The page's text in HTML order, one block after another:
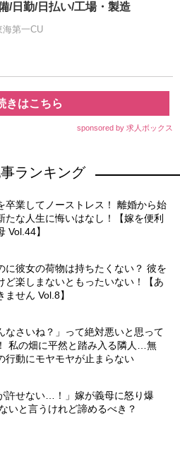
/日勤/日払い/工場・製造
海第一CU
きはこちら
sponsored by 求人ボックス
ランキング
卒業してノーストレス！ 離婚から始
たな人生に悔いはなし！【嫁を便利
Vol.44】
に彼女の荷物は持ちたくない？ 彼を
ど楽しまないともったいない！【あ
せん Vol.8】
なさいね？」って絶対悪いと思って
私の畑に平然と踏み入る隣人…無
行動にモヤモヤが止まらない
許せない…！」嫁が義母に怒り爆
いと言うけれど諦めるべき？